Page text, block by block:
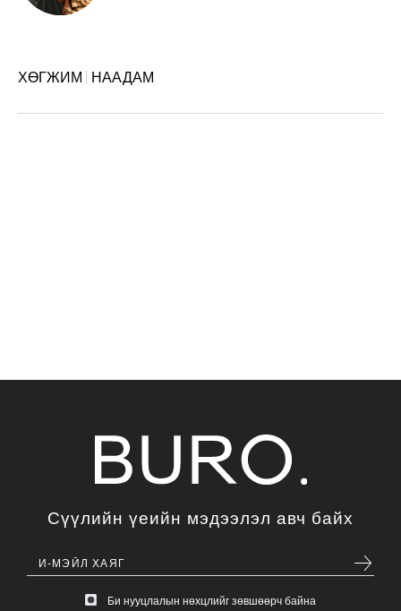
ХӨГЖИМ НААДАМ
Сүүлийн үеийн мэдээлэл авч байх
Би нууцлалын нөхцлийг зөвшөөрч байна